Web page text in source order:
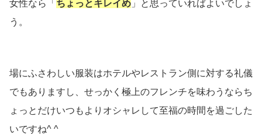
女性なら「 ちょっとキレイめ 」と思っていればよいでしょ
う。
場にふさわしい服装はホテルやレストラン側に対する礼儀
でもありますし、せっかく極上のフレンチを味わうならち
ょっとだけいつもよりオシャレして至福の時間を過ごした
いですね^ ^